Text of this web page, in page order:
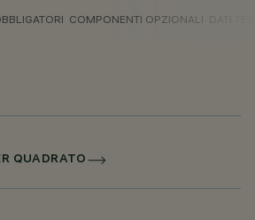
COMPONENTI OPZIONALI
QUADRATO